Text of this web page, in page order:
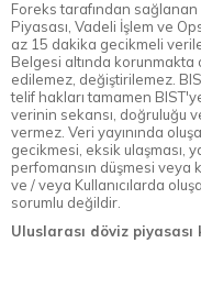
Foreks tarafından
Piyasası, Vadeli İşlem ve
az 15 dakika gecikmeli
Belgesi altında korunmakta
edilemez, değiştirilemez.
telif hakları tamamen
verinin sekansı, doğruluğu
vermez. Veri yayınında
gecikmesi, eksik ulaşması,
perfomansın düşmesi veya
ve / veya Kullanıcılarda
sorumlu değildir.
Uluslarası döviz piyasası